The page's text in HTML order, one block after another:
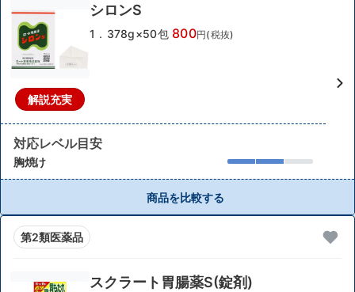
解説充実
シロンS
1．378g×50包 800円(税抜)
対応レベル目安
胸焼け
商品を比較する
第2類医薬品
スクラート胃腸薬S(錠剤)